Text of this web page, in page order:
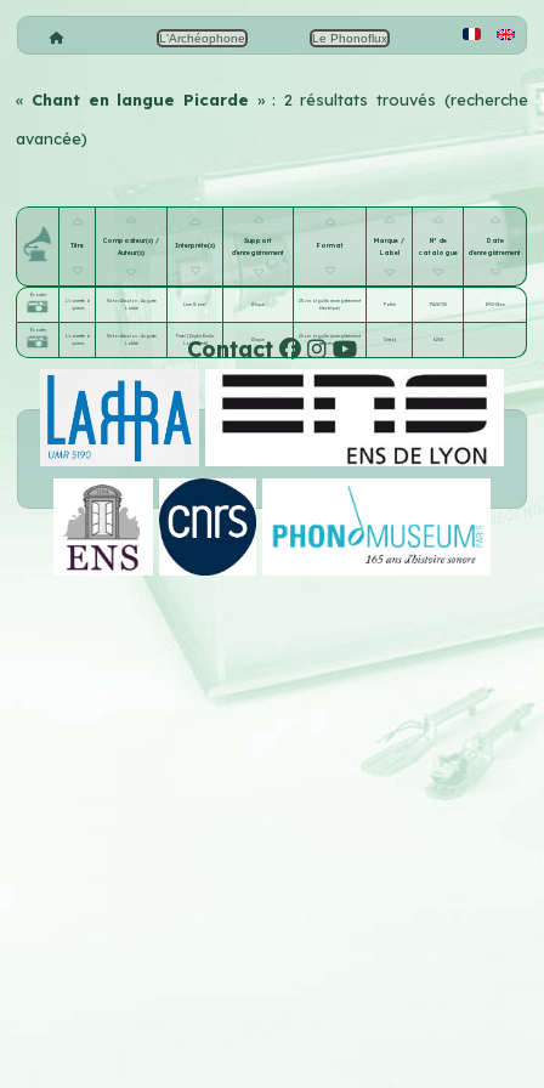
L'Archéophone Le Phonoflux
« Chant en langue Picarde » : 2 résultats trouvés (recherche
avancée)
Titre
Compositeur(s) /
Auteur(s)
Interprète(s)
Support
d'enregistrement
Format
Marque /
Label
N° de
catalogue
Date
d'enregistrement
Écouter
L'carrette à
quiens
Victor Absalon ;
Auguste
Labbé
Line Dariel Disque
25 cm aiguille (enregistrement
électrique)
Pathé PA2670S 1950-01-xx
Écouter
L'carrette à
quiens
Victor Absalon ;
Auguste
Labbé
Firzel [Zéphir Émile
Louis Joets]
Disque
25 cm aiguille (enregistrement
électrique)
Cristal 6258
Contact